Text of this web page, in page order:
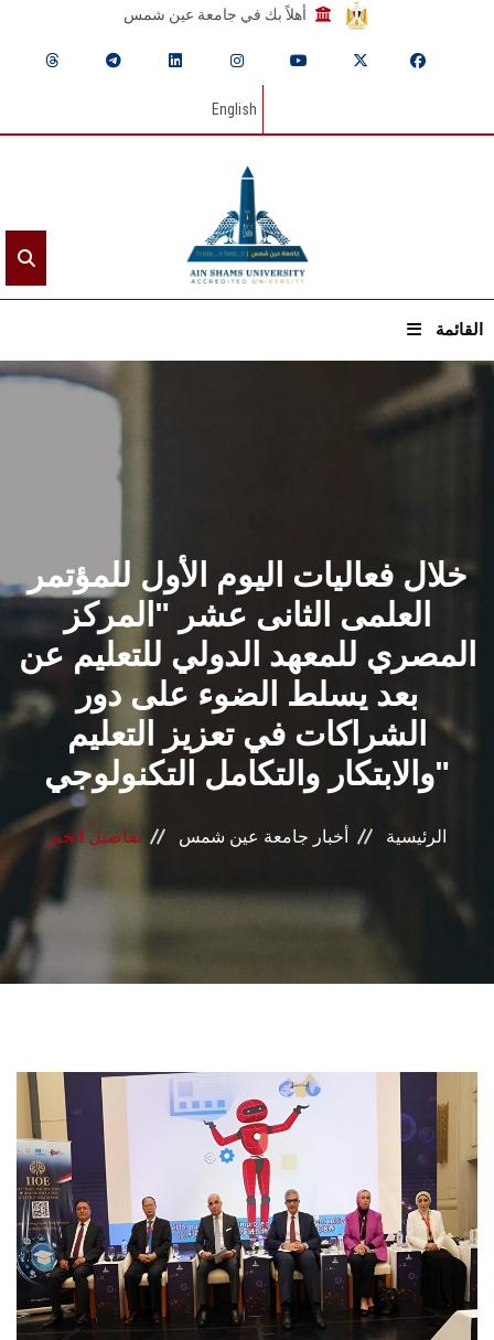
أهلاً بك في جامعة عين شمس
English
القائمة
الرئيسيـة
الشئون الأكاديمية
البحث العلمي
الرعاية الصحية
المراكز والوحدات
الأنظمة الذكية
تواصل معنا
الدراسات العليا
الخريجين
الموظفون
الزائـرون
خلال فعاليات اليوم الأول للمؤتمر
العلمى الثانى عشر "المركز
المصري للمعهد الدولي للتعليم عن
بعد يسلط الضوء على دور
الشراكات في تعزيز التعليم
والابتكار والتكامل التكنولوجي"
الرئيسية أخبار جامعة عين شمس تفاصيل الخبر